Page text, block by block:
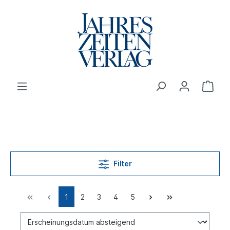
Filter
1 2 3 4 5